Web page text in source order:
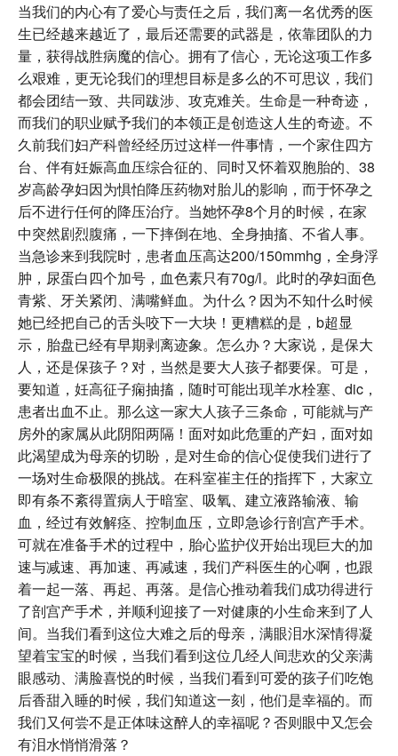
当我们的内心有了爱心与责任之后，我们离一名优秀的医
生已经越来越近了，最后还需要的武器是，依靠团队的力
量，获得战胜病魔的信心。拥有了信心，无论这项工作多
么艰难，更无论我们的理想目标是多么的不可思议，我们
都会团结一致、共同跋涉、攻克难关。生命是一种奇迹，
而我们的职业赋予我们的本领正是创造这人生的奇迹。不
久前我们妇产科曾经经历过这样一件事情，一个家住四方
台、伴有妊娠高血压综合征的、同时又怀着双胞胎的、38
岁高龄孕妇因为惧怕降压药物对胎儿的影响，而于怀孕之
后不进行任何的降压治疗。当她怀孕8个月的时候，在家
中突然剧烈腹痛，一下摔倒在地、全身抽搐、不省人事。
当急诊来到我院时，患者血压高达200/150mmhg，全身浮
肿，尿蛋白四个加号，血色素只有70g/l。此时的孕妇面色
青紫、牙关紧闭、满嘴鲜血。为什么？因为不知什么时候
她已经把自己的舌头咬下一大块！更糟糕的是，b超显
示，胎盘已经有早期剥离迹象。怎么办？大家说，是保大
人，还是保孩子？对，当然是要大人孩子都要保。可是，
要知道，妊高征子痫抽搐，随时可能出现羊水栓塞、dic，
患者出血不止。那么这一家大人孩子三条命，可能就与产
房外的家属从此阴阳两隔！面对如此危重的产妇，面对如
此渴望成为母亲的切盼，是对生命的信心促使我们进行了
一场对生命极限的挑战。在科室崔主任的指挥下，大家立
即有条不紊得置病人于暗室、吸氧、建立液路输液、输
血，经过有效解痉、控制血压，立即急诊行剖宫产手术。
可就在准备手术的过程中，胎心监护仪开始出现巨大的加
速与减速、再加速、再减速，我们产科医生的心啊，也跟
着一起一落、再起、再落。是信心推动着我们成功得进行
了剖宫产手术，并顺利迎接了一对健康的小生命来到了人
间。当我们看到这位大难之后的母亲，满眼泪水深情得凝
望着宝宝的时候，当我们看到这位几经人间悲欢的父亲满
眼感动、满脸喜悦的时候，当我们看到可爱的孩子们吃饱
后香甜入睡的时候，我们知道这一刻，他们是幸福的。而
我们又何尝不是正体味这醉人的幸福呢？否则眼中又怎会
有泪水悄悄滑落？